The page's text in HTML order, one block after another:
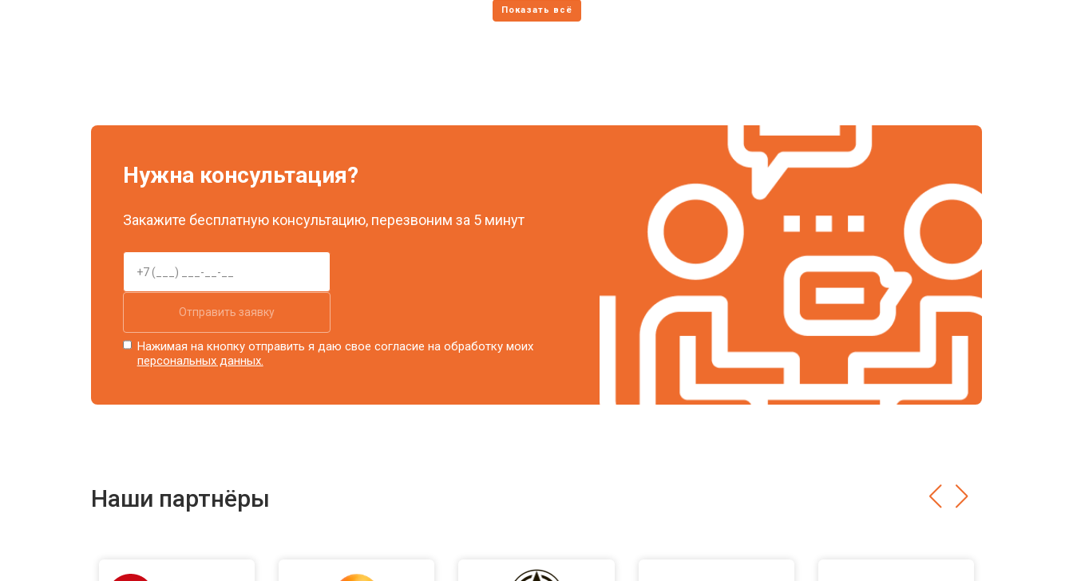
Нужна консультация?
Закажите бесплатную консультацию, перезвоним за 5 минут
Отправить заявку
Нажимая на кнопку отправить я даю свое согласие на обработку моих
персональных данных.
Наши партнёры